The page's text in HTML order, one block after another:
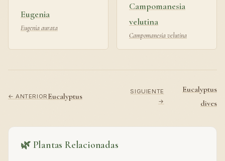
Eugenia
Eugenia aurata
Campomanesia
velutina
Campomanesia velutina
← ANTERIOREucalyptus
SIGUIENTE
→
Eucalyptus
dives
🌿 Plantas Relacionadas